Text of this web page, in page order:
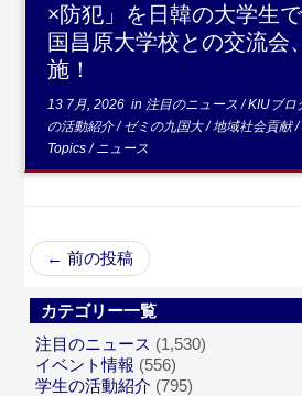
×防犯」を日韓の大学生
国昌原大学校との交流会
施！
13 7月, 2026 in 注目のニュース/KIUブロ
の活動紹介/ゼミの九国大/地域社会貢献/
Topics/ニュース
← 前の投稿
カテゴリー一覧
注目のニュース (1,530)
イベント情報 (556)
学生の活動紹介 (795)